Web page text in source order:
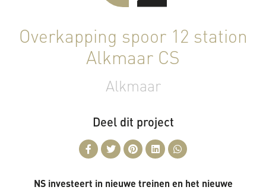
Overkapping spoor 12 station
Alkmaar CS
Alkmaar
Deel dit project
NS investeert in nieuwe treinen en het nieuwe